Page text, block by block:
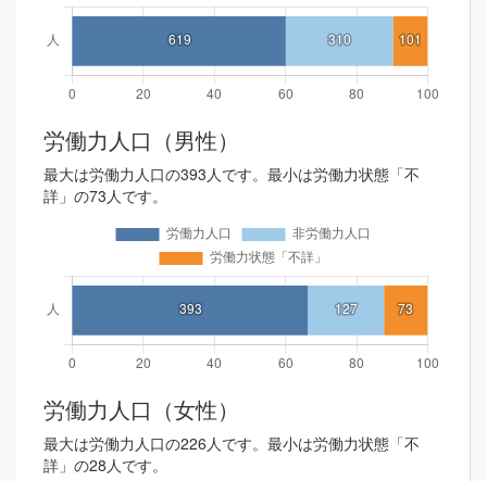
労働力人口（男性）
最大は労働力人口の393人です。最小は労働力状態「不
詳」の73人です。
労働力人口（女性）
最大は労働力人口の226人です。最小は労働力状態「不
詳」の28人です。